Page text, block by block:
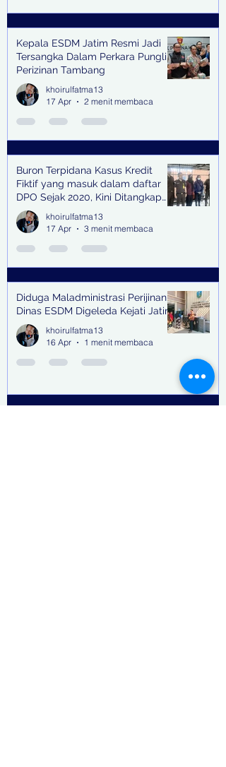
Kepala ESDM Jatim Resmi Jadi
Tersangka Dalam Perkara Pungli
Perizinan Tambang
khoirulfatma13
17 Apr
2 menit membaca
Buron Terpidana Kasus Kredit
Fiktif yang masuk dalam daftar
DPO Sejak 2020, Kini Ditangkap
Kejari Surabaya
khoirulfatma13
17 Apr
3 menit membaca
Diduga Maladministrasi Perijinan,
Dinas ESDM Digeleda Kejati Jatim
khoirulfatma13
16 Apr
1 menit membaca